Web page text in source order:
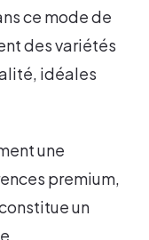
ce mode de
des variétés
idéales
une
premium,
un